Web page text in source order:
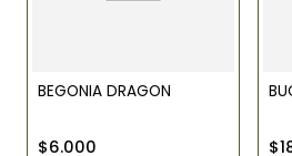
BEGONIA DRAGON
$6.000